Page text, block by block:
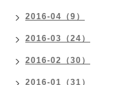
2016-04（9）
2016-03（24）
2016-02（30）
2016-01（31）